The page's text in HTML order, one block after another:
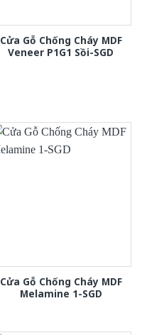
Cửa Gỗ Chống Cháy MDF
Veneer P1G1 Sồi-SGD
Cửa Gỗ Chống Cháy MDF
Melamine 1-SGD